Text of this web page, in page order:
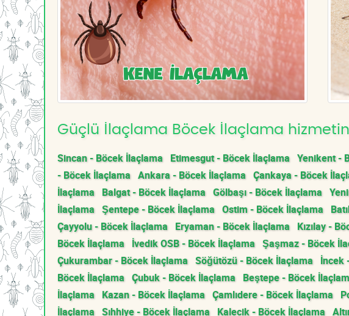
Güçlü İlaçlama Böcek İlaçlama
Sincan - Böcek İlaçlama Etimesgut - Böcek İlaçlama Yenikent -
- Böcek İlaçlama Ankara - Böcek İlaçlama Çankaya - Böcek
İlaçlama Balgat - Böcek İlaçlama Gölbaşı - Böcek İlaçlama
İlaçlama Şentepe - Böcek İlaçlama Ostim - Böcek İlaçlama
Çayyolu - Böcek İlaçlama Eryaman - Böcek İlaçlama Kızılay -
Böcek İlaçlama İvedik OSB - Böcek İlaçlama Şaşmaz - Böcek
Çukurambar - Böcek İlaçlama Söğütözü - Böcek İlaçlama İncek
Böcek İlaçlama Çubuk - Böcek İlaçlama Beştepe - Böcek
İlaçlama Kazan - Böcek İlaçlama Çamlıdere - Böcek İlaçlama
İlaçlama Sıhhiye - Böcek İlaçlama Kalecik - Böcek İlaçlama